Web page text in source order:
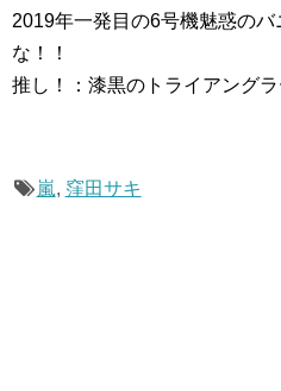
2019年一発目の6号機魅惑の
な！！
推し！：漆黒のトライアングラ
嵐, 窪田サキ